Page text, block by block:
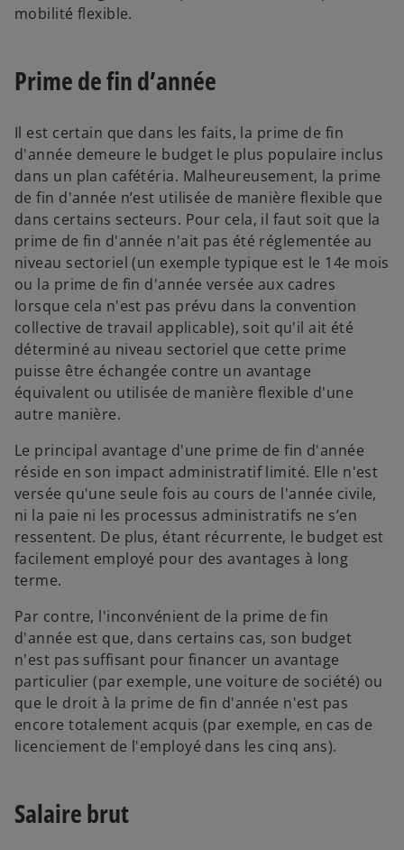
mobilité flexible.
Prime de fin d’année
Il est certain que dans les faits, la prime de fin
d'année demeure le budget le plus populaire inclus
dans un plan cafétéria. Malheureusement, la prime
de fin d'année n’est utilisée de manière flexible que
dans certains secteurs. Pour cela, il faut soit que la
prime de fin d'année n'ait pas été réglementée au
niveau sectoriel (un exemple typique est le 14e mois
ou la prime de fin d'année versée aux cadres
lorsque cela n'est pas prévu dans la convention
collective de travail applicable), soit qu'il ait été
déterminé au niveau sectoriel que cette prime
puisse être échangée contre un avantage
équivalent ou utilisée de manière flexible d'une
autre manière.
Le principal avantage d'une prime de fin d'année
réside en son impact administratif limité. Elle n'est
versée qu'une seule fois au cours de l'année civile,
ni la paie ni les processus administratifs ne s’en
ressentent. De plus, étant récurrente, le budget est
facilement employé pour des avantages à long
terme.
Par contre, l'inconvénient de la prime de fin
d'année est que, dans certains cas, son budget
n'est pas suffisant pour financer un avantage
particulier (par exemple, une voiture de société) ou
que le droit à la prime de fin d'année n'est pas
encore totalement acquis (par exemple, en cas de
licenciement de l'employé dans les cinq ans).
Salaire brut